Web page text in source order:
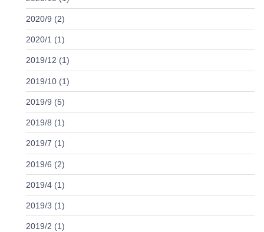
2020/9 (2)
2020/1 (1)
2019/12 (1)
2019/10 (1)
2019/9 (5)
2019/8 (1)
2019/7 (1)
2019/6 (2)
2019/4 (1)
2019/3 (1)
2019/2 (1)